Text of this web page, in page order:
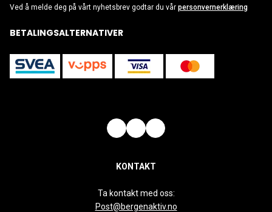
Ved å melde deg på vårt nyhetsbrev godtar du vår personvernerklæring
BETALINGSALTERNATIVER
KONTAKT
Ta kontakt med oss:
Post@bergenaktiv.no